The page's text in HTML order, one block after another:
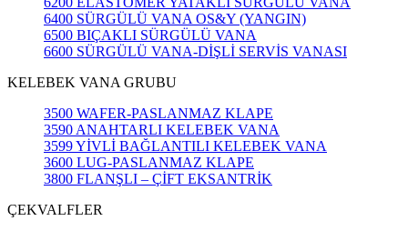
6400 SÜRGÜLÜ VANA OS&Y (YANGIN)
6500 BIÇAKLI SÜRGÜLÜ VANA
6600 SÜRGÜLÜ VANA-DİŞLİ SERVİS VANASI
KELEBEK VANA GRUBU
3500 WAFER-PASLANMAZ KLAPE
3590 ANAHTARLI KELEBEK VANA
3599 YİVLİ BAĞLANTILI KELEBEK VANA
3600 LUG-PASLANMAZ KLAPE
3800 FLANŞLI – ÇİFT EKSANTRİK
ÇEKVALFLER